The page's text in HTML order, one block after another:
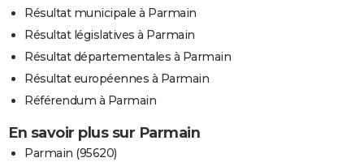
Résultat municipale à Parmain
Résultat législatives à Parmain
Résultat départementales à Parmain
Résultat européennes à Parmain
Référendum à Parmain
En savoir plus sur Parmain
Parmain (95620)